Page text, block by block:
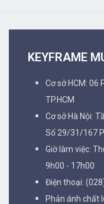
KEYFRAME
Cơ sở HCM: 06
TP.HCM
Cơ sở Hà Nội:
Số 29/31/167
Giờ làm việc:
9h00 - 17h00
Điện thoại:
Phản ánh chất